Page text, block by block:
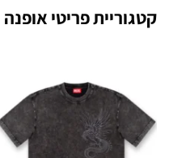
קטגוריית פריטי אופנה